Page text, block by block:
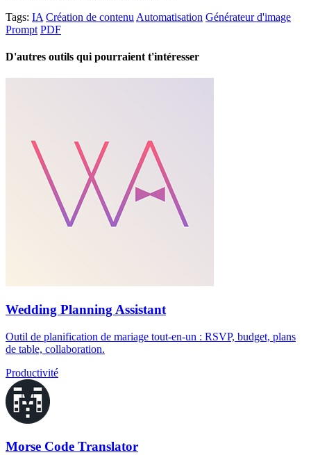
Tags: IA Création de contenu Automatisation Générateur d'image
Prompt PDF
D'autres outils qui pourraient t'intéresser
Wedding Planning Assistant
Outil de planification de mariage tout-en-un : RSVP, budget, plans
de table, collaboration.
Productivité
Morse Code Translator